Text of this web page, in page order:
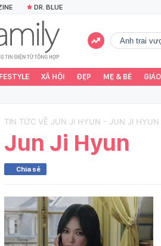
DR. BLUE
Anh trai
XÃ HỘI ĐẸP MẸ & BÉ
TIN TỨC VỀ JUN JI HYUN - JUN JI HYUN
Jun Ji Hyun
Chia sẻ